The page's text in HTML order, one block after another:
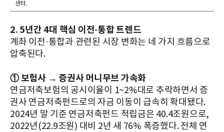
센터.
2. 5년간 4대 핵심 이전·통합 트렌드
계좌 이전·통합과 관련된 시장 변화는 네 가지 흐름으로
압축된다.
① 보험사 → 증권사 머니무브 가속화
연금저축보험의 공시이율이 1~2%대로 추락하면서 증
권사 연금저축펀드로의 자금 이동이 급속히 확대됐다.
2024년 말 기준 연금저축펀드 적립금은 40.4조원으로,
2022년(22.9조원) 대비 2년 새 76% 폭증했다. 전체 연